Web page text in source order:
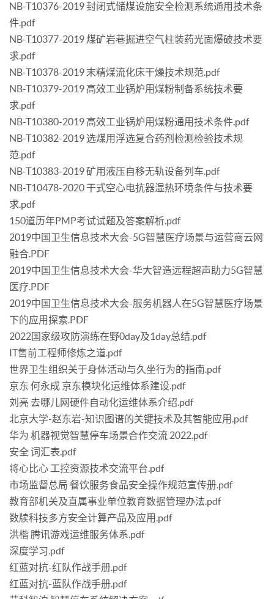
NB-T10376-2019 封闭式储煤设施安全检测系统通用技术条
件.pdf
NB-T10377-2019 煤矿岩巷掘进空气柱装药光面爆破技术要
求.pdf
NB-T10378-2019 末精煤流化床干燥技术规范.pdf
NB-T10379-2019 高效工业锅炉用煤粉制备系统技术要
求.pdf
NB-T10380-2019 高效工业锅炉用煤粉通用技术条件.pdf
NB-T10382-2019 选煤用浮选复合药剂检测检验技术规
范.pdf
NB-T10383-2019 矿用液压自移无轨设备列车.pdf
NB-T10478-2020 干式空心电抗器湿热环境条件与技术要
求.pdf
150道历年PMP考试试题及答案解析.pdf
2019中国卫生信息技术大会-5G智慧医疗场景与运营商云网
融合.PDF
2019中国卫生信息技术大会-华大智造远程超声助力5G智慧
医疗.PDF
2019中国卫生信息技术大会-服务机器人在5G智慧医疗场景
下的应用探索.PDF
2022国家级攻防演练在野0day及1day总结.pdf
IT售前工程师修炼之道.pdf
世界卫生组织关于身体活动与久坐行为的指南.pdf
京东 何永成 京东模块化运维体系建设.pdf
刘亮 去哪儿网硬件自动化运维体系介绍.pdf
北京大学-赵东岩-知识图谱的关键技术及其智能应用.pdf
华为 机器视觉智慧停车场景合作交流 2022.pdf
安全 词汇表.pdf
将心比心 工控资源技术交流平台.pdf
市场监督总局 餐饮服务食品安全操作规范宣传册.pdf
教育部机关及直属事业单位教育数据管理办法.pdf
数牍科技多方安全计算产品及应用.pdf
洪楷 腾讯游戏运维服务体系.pdf
深度学习.pdf
红蓝对抗-红队作战手册.pdf
红蓝对抗-蓝队作战手册.pdf